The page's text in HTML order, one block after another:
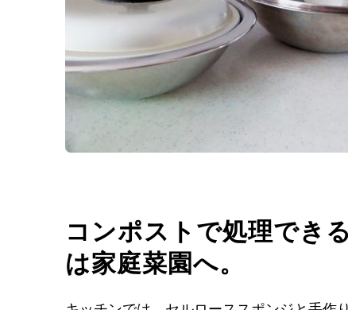
コンポストで処理でき
は家庭菜園へ。